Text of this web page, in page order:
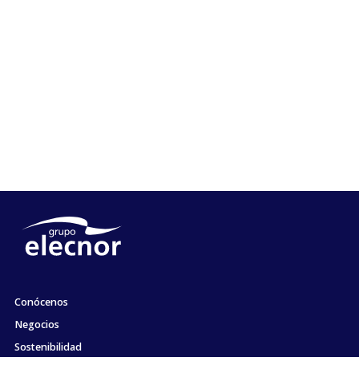
Conócenos
Negocios
Sostenibilidad